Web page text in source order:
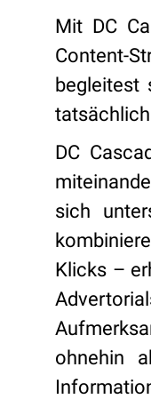
Mit DC
Content-
begleitest
DC
sich
Klicks –
ohnehin